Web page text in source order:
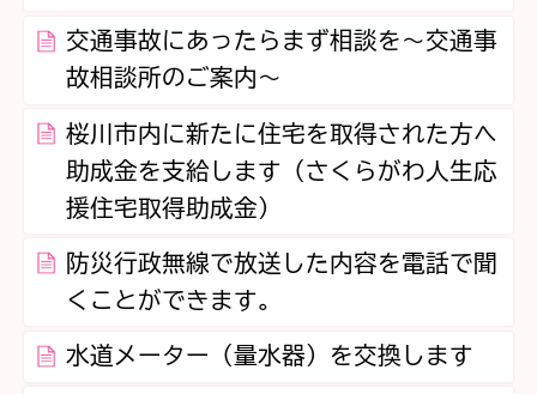
交通事故にあったらまず相談を～交通事
故相談所のご案内～
桜川市内に新たに住宅を取得された方へ
助成金を支給します（さくらがわ人生応
援住宅取得助成金）
防災行政無線で放送した内容を電話で聞
くことができます。
水道メーター（量水器）を交換します